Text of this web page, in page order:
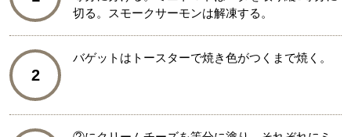
切る。スモークサーモンは解凍する。
2
バゲットはトースターで焼き色がつくまで焼く。